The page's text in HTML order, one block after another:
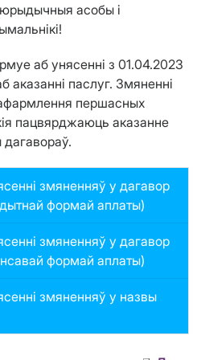
асобы і
аб унясенні з 01.04.2023
аказанні паслуг. Змяненні
першасных
пацвярджаюць аказанне
дагавораў.
змяненняў у дагавор
формай аплаты)
змяненняў у дагавор
формай аплаты)
змяненняў у назвы